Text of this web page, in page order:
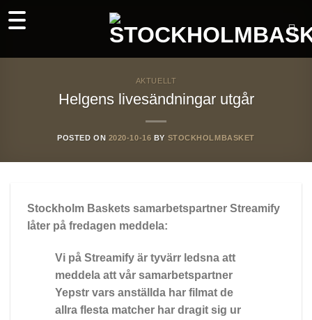
to
AKTUELLT
Helgens livesändningar utgår
POSTED ON 2020-10-16 BY STOCKHOLMBASKET
Stockholm Baskets samarbetspartner Streamify
låter på fredagen meddela:
Vi på Streamify är tyvärr ledsna att
meddela att vår samarbetspartner
Yepstr vars anställda har filmat de
allra flesta matcher har dragit sig ur